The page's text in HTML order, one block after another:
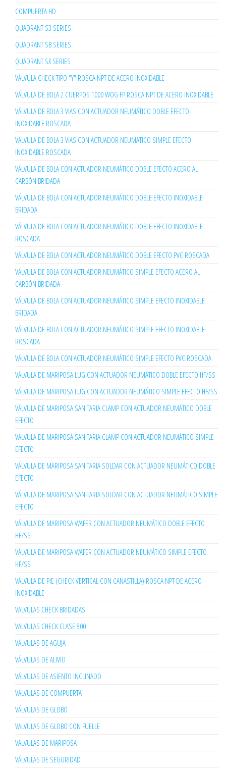
COMPUERTA HD
QUADRANT S3 SERIES
QUADRANT SB SERIES
QUADRANT SX SERIES
VÁLVULA CHECK TIPO "Y" ROSCA NPT DE ACERO INOXIDABLE
VÁLVULA DE BOLA 2 CUERPOS 1000 WOG FP ROSCA NPT DE ACERO INOXIDABLE
VÁLVULA DE BOLA 3 VIAS CON ACTUADOR NEUMÁTICO DOBLE EFECTO
INOXIDABLE ROSCADA
VÁLVULA DE BOLA 3 VIAS CON ACTUADOR NEUMÁTICO SIMPLE EFECTO
INOXIDABLE ROSCADA
VÁLVULA DE BOLA CON ACTUADOR NEUMÁTICO DOBLE EFECTO ACERO AL
CARBÓN BRIDADA
VÁLVULA DE BOLA CON ACTUADOR NEUMÁTICO DOBLE EFECTO INOXIDABLE
BRIDADA
VÁLVULA DE BOLA CON ACTUADOR NEUMÁTICO DOBLE EFECTO INOXIDABLE
ROSCADA
VÁLVULA DE BOLA CON ACTUADOR NEUMÁTICO DOBLE EFECTO PVC ROSCADA
VÁLVULA DE BOLA CON ACTUADOR NEUMÁTICO SIMPLE EFECTO ACERO AL
CARBÓN BRIDADA
VÁLVULA DE BOLA CON ACTUADOR NEUMÁTICO SIMPLE EFECTO INOXIDABLE
BRIDADA
VÁLVULA DE BOLA CON ACTUADOR NEUMÁTICO SIMPLE EFECTO INOXIDABLE
ROSCADA
VÁLVULA DE BOLA CON ACTUADOR NEUMÁTICO SIMPLE EFECTO PVC ROSCADA
VÁLVULA DE MARIPOSA LUG CON ACTUADOR NEUMÁTICO DOBLE EFECTO HF/SS
VÁLVULA DE MARIPOSA LUG CON ACTUADOR NEUMÁTICO SIMPLE EFECTO HF/SS
VÁLVULA DE MARIPOSA SANITARIA CLAMP CON ACTUADOR NEUMÁTICO DOBLE
EFECTO
VÁLVULA DE MARIPOSA SANITARIA CLAMP CON ACTUADOR NEUMÁTICO SIMPLE
EFECTO
VÁLVULA DE MARIPOSA SANITARIA SOLDAR CON ACTUADOR NEUMÁTICO DOBLE
EFECTO
VÁLVULA DE MARIPOSA SANITARIA SOLDAR CON ACTUADOR NEUMÁTICO SIMPLE
EFECTO
VÁLVULA DE MARIPOSA WAFER CON ACTUADOR NEUMÁTICO DOBLE EFECTO
HF/SS
VÁLVULA DE MARIPOSA WAFER CON ACTUADOR NEUMÁTICO SIMPLE EFECTO
HF/SS
VÁLVULA DE PIE (CHECK VERTICAL CON CANASTILLA) ROSCA NPT DE ACERO
INOXIDABLE
VALVULAS CHECK BRIDADAS
VALVULAS CHECK CLASE 800
VÁLVULAS DE AGUJA
VÁLVULAS DE ALIVIO
VÁLVULAS DE ASIENTO INCLINADO
VÁLVULAS DE COMPUERTA
VÁLVULAS DE GLOBO
VALVULAS DE GLOBO CON FUELLE
VÁLVULAS DE MARIPOSA
VÁLVULAS DE SEGURIDAD